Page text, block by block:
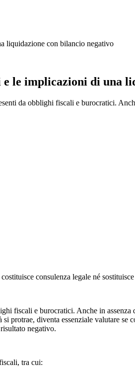
liquidazione con bilancio negativo
le implicazioni di una
da obblighi fiscali e burocratici.
consulenza legale né
fiscali e burocratici. Anche in
protrae, diventa essenziale valutare
negativo.
tra cui: